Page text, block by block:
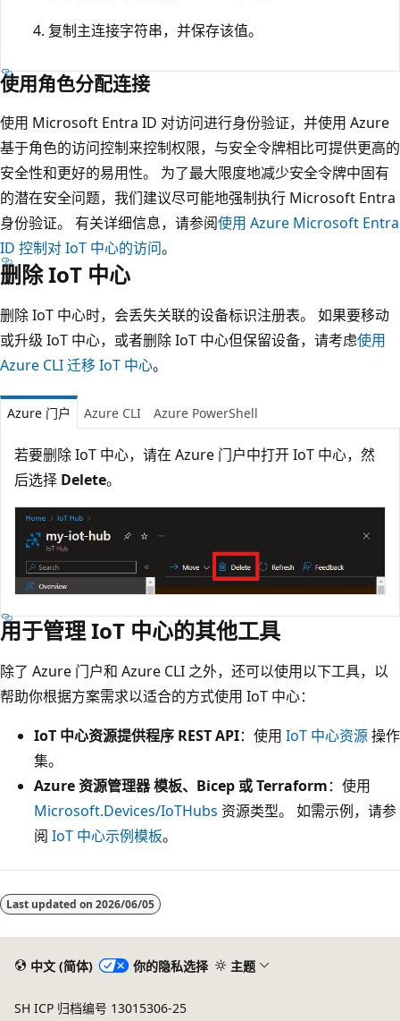
复制主连接字符串，并保存该值。
使用角色分配连接
使用 Microsoft Entra ID 对访问进行身份验证，并使用 Azure
基于角色的访问控制来控制权限，与安全令牌相比可提供更高的
安全性和更好的易用性。 为了最大限度地减少安全令牌中固有
的潜在安全问题，我们建议尽可能地强制执行 Microsoft Entra
身份验证。 有关详细信息，请参阅使用 Azure Microsoft Entra
ID 控制对 IoT 中心的访问。
删除 IoT 中心
删除 IoT 中心时，会丢失关联的设备标识注册表。 如果要移动
或升级 IoT 中心，或者删除 IoT 中心但保留设备，请考虑使用
Azure CLI 迁移 IoT 中心。
Azure 门户 Azure CLI Azure PowerShell
若要删除 IoT 中心，请在 Azure 门户中打开 IoT 中心，然
后选择 Delete。
用于管理 IoT 中心的其他工具
除了 Azure 门户和 Azure CLI 之外，还可以使用以下工具，以
帮助你根据方案需求以适合的方式使用 IoT 中心：
IoT 中心资源提供程序 REST API：使用 IoT 中心资源操作
集。
Azure 资源管理器 模板、Bicep 或 Terraform：使用
Microsoft.Devices/IoTHubs 资源类型。 如需示例，请参
阅 IoT 中心示例模板。
Last updated on 2026/06/05
中文 (简体) 你的隐私选择 主题
SH ICP 归档编号 13015306-25